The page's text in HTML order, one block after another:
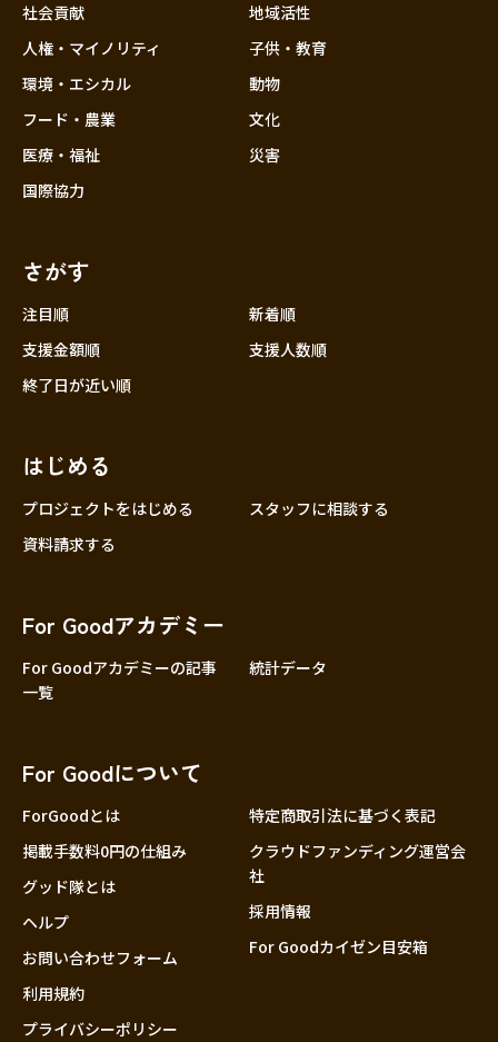
社会貢献
人権・マイノリティ
環境・エシカル
フード・農業
医療・福祉
国際協力
地域活性
子供・教育
動物
文化
災害
さがす
注目順
新着順
支援金額順
支援人数順
終了日が近い順
はじめる
プロジェクトをはじめる
スタッフに相談する
資料請求する
For Goodアカデミー
For Goodアカデミーの記事
一覧
統計データ
For Goodについて
ForGoodとは
掲載手数料0円の仕組み
グッド隊とは
ヘルプ
お問い合わせフォーム
利用規約
プライバシーポリシー
特定商取引法に基づく表記
クラウドファンディング運営会
社
採用情報
For Goodカイゼン目安箱